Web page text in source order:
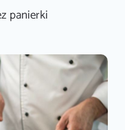
panierki